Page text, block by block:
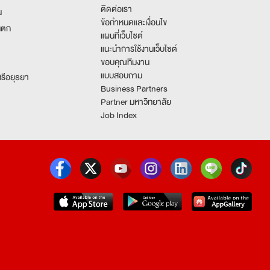
ก
อยุธยา
ติดต่อเรา
ข้อกำหนดและเงื่อนไข
แผนที่เว็บไซต์
แนะนำการใช้งานเว็บไซต์
ขอบคุณทีมงาน
แบบสอบถาม
Business Partners
Partner มหาวิทยาลัย
Job Index